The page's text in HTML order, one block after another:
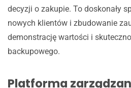
decyzji o zakupie. To doskonały
nowych klientów i zbudowanie
demonstrację wartości i
backupowego.
Platforma